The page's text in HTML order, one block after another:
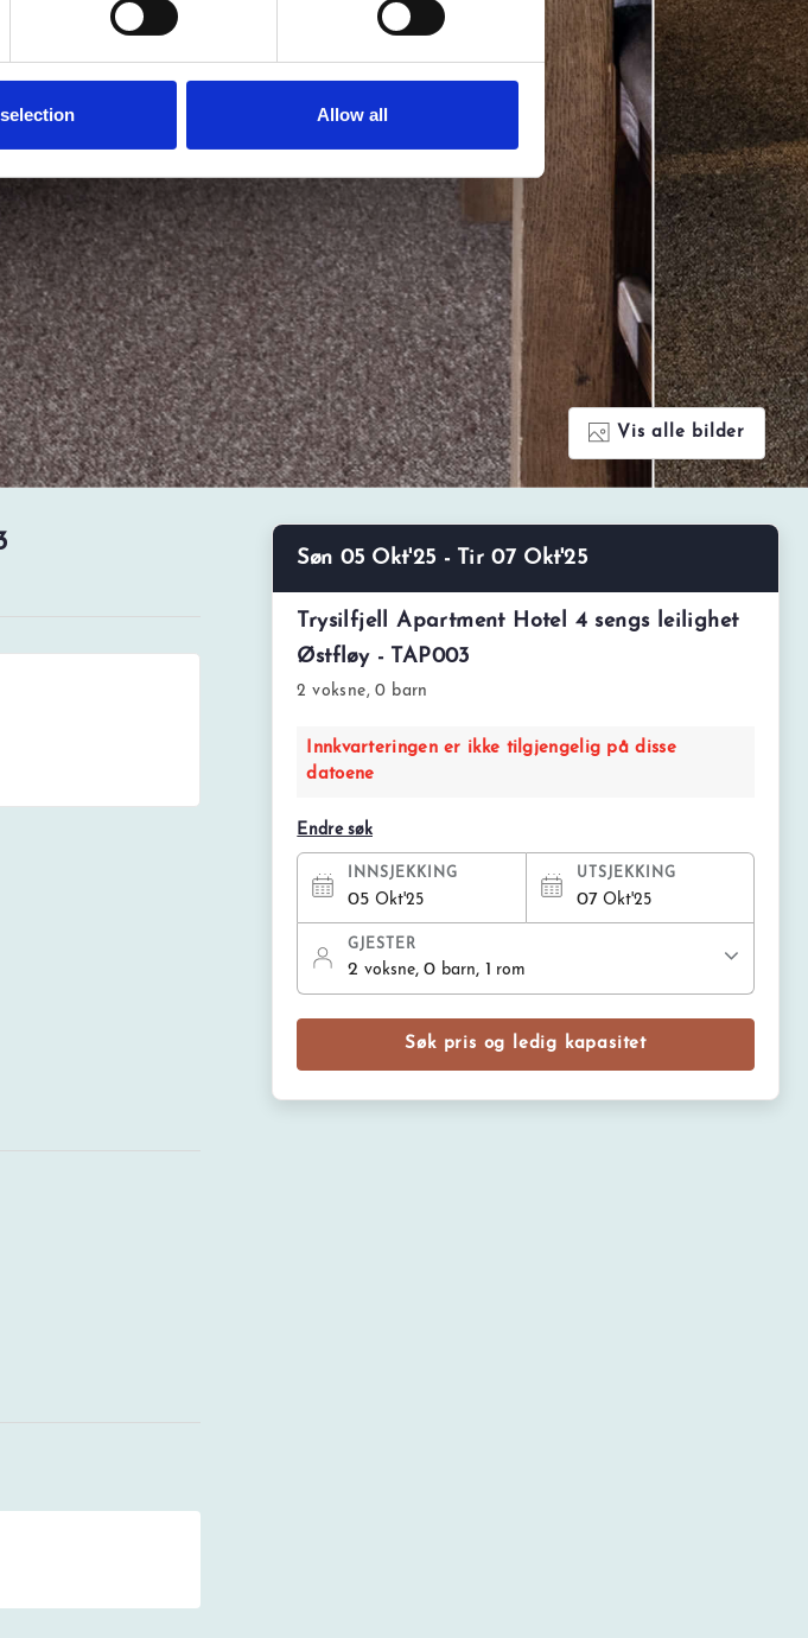
Allow all
Vis alle bilder
Søn 05 Okt'25 - Tir 07 Okt'25
Trysilfjell Apartment Hotel 4 sengs leilighet
Østfløy - TAP003
2 voksne, 0 barn
Innkvarteringen er ikke tilgjengelig på disse
datoene
Endre søk
INNSJEKKING
05Okt'25
UTSJEKKING
07Okt'25
GJESTER
2voksne, 0 barn, 1 rom
Søk pris og ledig kapasitet